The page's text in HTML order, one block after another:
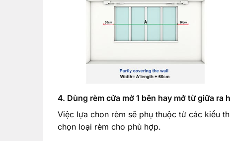
4. Dùng rèm cửa mở 1 bên hay mở từ giữa ra
Việc lựa chon rèm sẽ phụ thuộc từ các kiểu
chọn loại rèm cho phù hợp.